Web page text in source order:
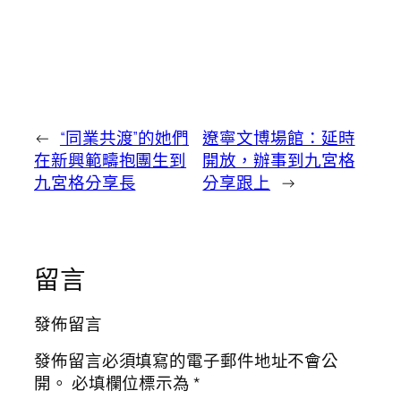
← “同業共渡”的她們
在新興範疇抱團生到
九宮格分享長
遼寧文博場館：延時
開放，辦事到九宮格
分享跟上 →
留言
發佈留言
發佈留言必須填寫的電子郵件地址不會公
開。 必填欄位標示為*